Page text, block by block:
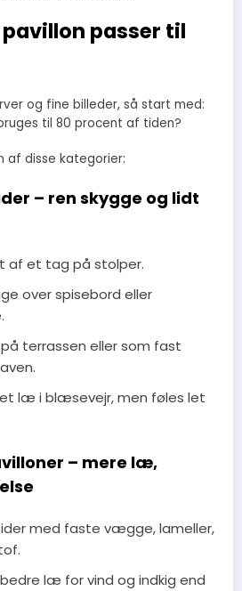
passer til
og fine billeder, så start med:
til 80 procent af tiden?
af disse kategorier:
– ren skygge og lidt
af et tag på stolper.
over spisebord eller
terrassen eller som fast
læ i blæsevejr, men føles let
– mere læ,
med faste vægge, lameller,
læ for vind og indkig end